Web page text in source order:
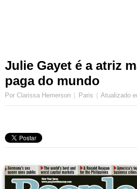
Julie Gayet é a atriz
paga do mundo
Por Clarissa Hemerson Paris Atualizado